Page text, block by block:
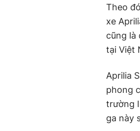
Theo
xe
cũng là
tại Việt
Aprilia
phong
trường
ga này